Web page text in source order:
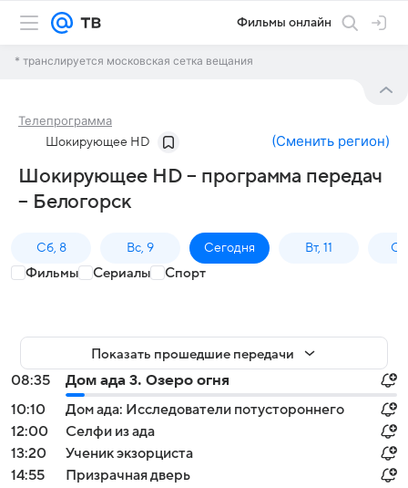
Фильмы онлайн
* транслируется московская сетка вещания
Телепрограмма
Шокирующее HD (Сменить регион)
Шокирующее HD – программа передач
– Белогорск
Сб, 8 Вс, 9 Сегодня Вт, 11
Фильмы Сериалы Спорт
Показать прошедшие передачи
08:35
Дом ада 3. Озеро огня
10:10
Дом ада: Исследователи потустороннего
12:00
Селфи из ада
13:20
Ученик экзорциста
14:55
Призрачная дверь